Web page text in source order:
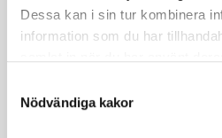
Dessa kan i sin tur kombinera
information som du har
Nödvändiga kakor
Lör-Sön:Stängt
Verkstad &